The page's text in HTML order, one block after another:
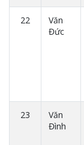
22
Văn
Đức
23
Văn
Đình